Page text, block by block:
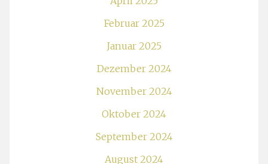
Februar 2025
Januar 2025
Dezember 2024
November 2024
Oktober 2024
September 2024
August 2024